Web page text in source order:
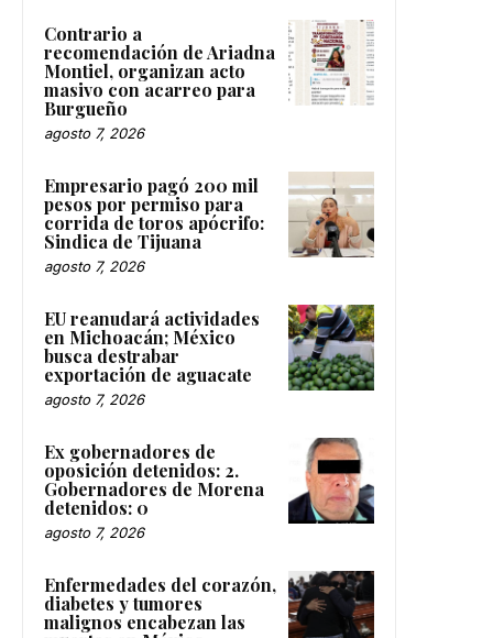
Contrario a
recomendación de Ariadna
Montiel, organizan acto
masivo con acarreo para
Burgueño
agosto 7, 2026
Empresario pagó 200 mil
pesos por permiso para
corrida de toros apócrifo:
Sindica de Tijuana
agosto 7, 2026
EU reanudará actividades
en Michoacán; México
busca destrabar
exportación de aguacate
agosto 7, 2026
Ex gobernadores de
oposición detenidos: 2.
Gobernadores de Morena
detenidos: 0
agosto 7, 2026
Enfermedades del corazón,
diabetes y tumores
malignos encabezan las